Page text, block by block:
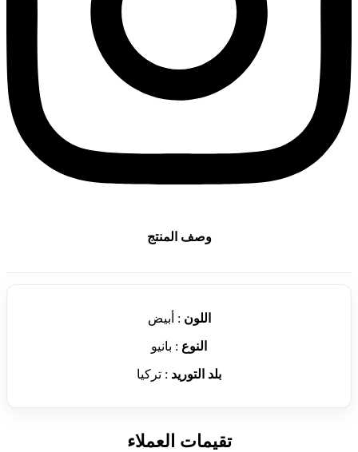
وصف المنتج
اللون : أبيض
النوع : بانيو
بلد التوريد : تركيا
تقيمات العملاء